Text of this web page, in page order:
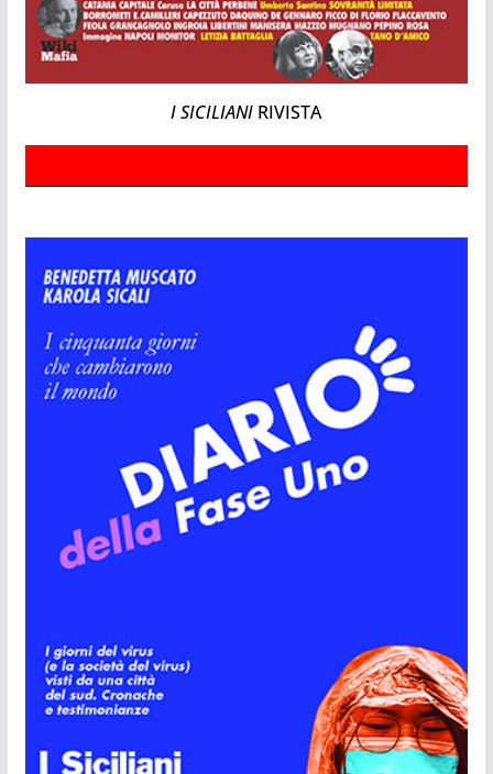
I SICILIANI RIVISTA